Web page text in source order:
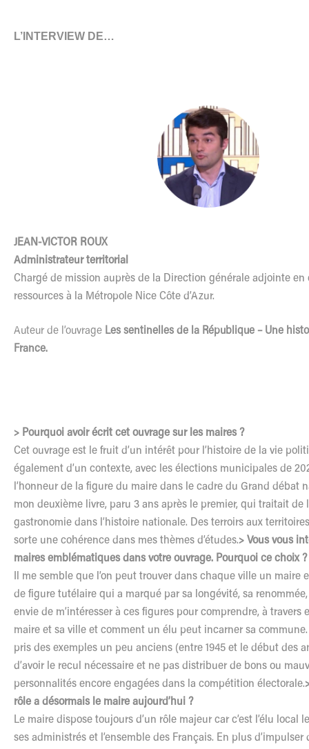
L’INTERVIEW DE…
JEAN-VICTOR ROUX
Administrateur territorial
Chargé de mission auprès de la Direction générale adjointe en
ressources à la Métropole Nice Côte d’Azur.
Auteur de l’ouvrage Les sentinelles de la République – Une
France.
> Pourquoi avoir écrit cet ouvrage sur les maires ?
Cet ouvrage est le fruit d’un intérêt pour l’histoire de la vie
également d’un contexte, avec les élections municipales de
l’honneur de la figure du maire dans le cadre du Grand débat
mon deuxième livre, paru 3 ans après le premier, qui traitait de
gastronomie dans l’histoire nationale. Des terroirs aux
sorte une cohérence dans mes thèmes d’études.> Vous vous
maires emblématiques dans votre ouvrage. Pourquoi ce choix ?
Il me semble que l’on peut trouver dans chaque ville un maire
de figure tutélaire qui a marqué par sa longévité, sa renommée,
envie de m’intéresser à ces figures pour comprendre, à travers
maire et sa ville et comment un élu peut incarner sa commune.
pris des exemples un peu anciens (entre 1945 et le début des
d’avoir le recul nécessaire et ne pas distribuer de bons ou
personnalités encore engagées dans la compétition électorale.
rôle a désormais le maire aujourd’hui ?
Le maire dispose toujours d’un rôle majeur car c’est l’élu local
ses administrés et l’ensemble des Français. En plus